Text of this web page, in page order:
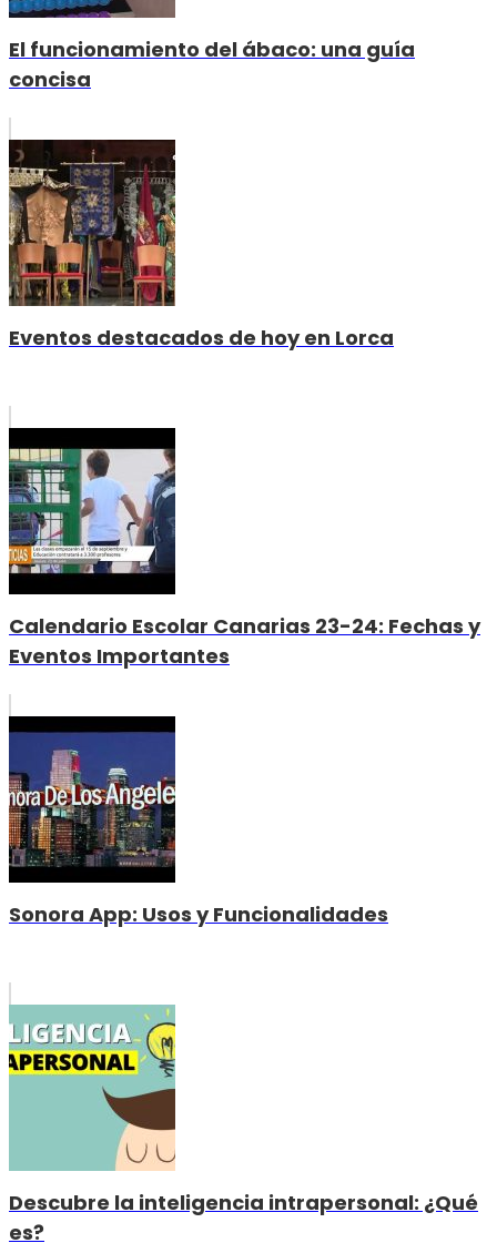
El funcionamiento del ábaco: una guía
concisa
Eventos destacados de hoy en Lorca
Calendario Escolar Canarias 23-24: Fechas y
Eventos Importantes
Sonora App: Usos y Funcionalidades
Descubre la inteligencia intrapersonal: ¿Qué
es?